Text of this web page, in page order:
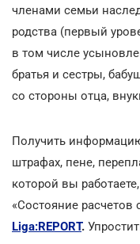
членами семьи
родства (первый
в том числе
братья и сестры,
со стороны отца,
Получить
штрафах, пене,
которой вы
«Состояние
Liga:REPORT.